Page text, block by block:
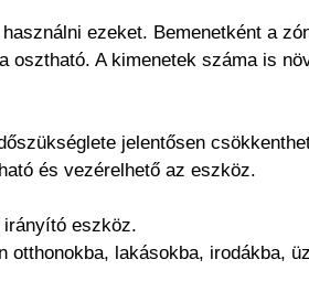
ezeket. Bemenetként a
A kimenetek száma is
jelentősen
és vezérelhető az eszköz.
eszköz.
lakásokba, irodákba,